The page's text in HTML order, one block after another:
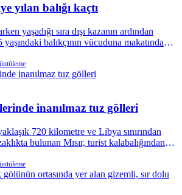
yılan balığı kaçtı
yaşadığı sıra dışı kazanın ardından
yaşındaki balıkçının vücuduna makatından
inanılmaz tuz gölleri
720 kilometre ve Libya sınırından
bulunan Mısır, turist kalabalığından
ücra köşesine ulaşmanın tek yolu,
yapacak bir minibüs kiralamaktır.